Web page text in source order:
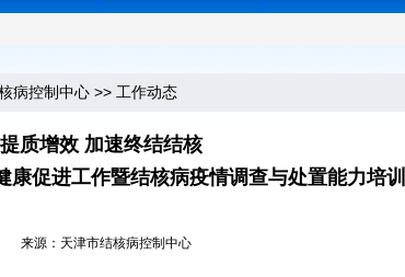
病控制中心 >> 工作动态
质增效 加速终结结核
促进工作暨结核病疫情调查与处置能力培训
源：天津市结核病控制中心